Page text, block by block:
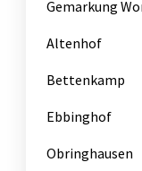
Gemarkung
Altenhof
Bettenkamp
Ebbinghof
Obringhausen